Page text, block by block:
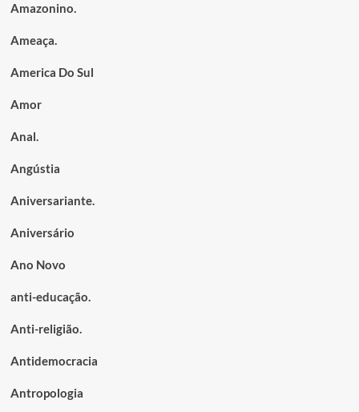
Amazonino.
Ameaça.
America Do Sul
Amor
Anal.
Angústia
Aniversariante.
Aniversário
Ano Novo
anti-educação.
Anti-religião.
Antidemocracia
Antropologia